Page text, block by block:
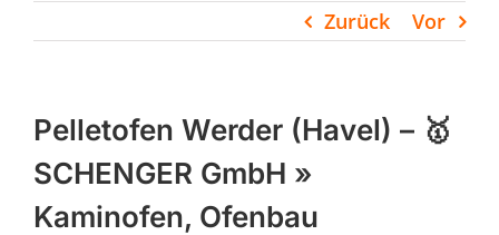
HÄNDLERSUCHE
UNTERNEHMEN
PROFIL
Zurück Vor
Pelletofen Werder (Havel) – 🥇
SCHENGER GmbH »
Kaminofen, Ofenbau